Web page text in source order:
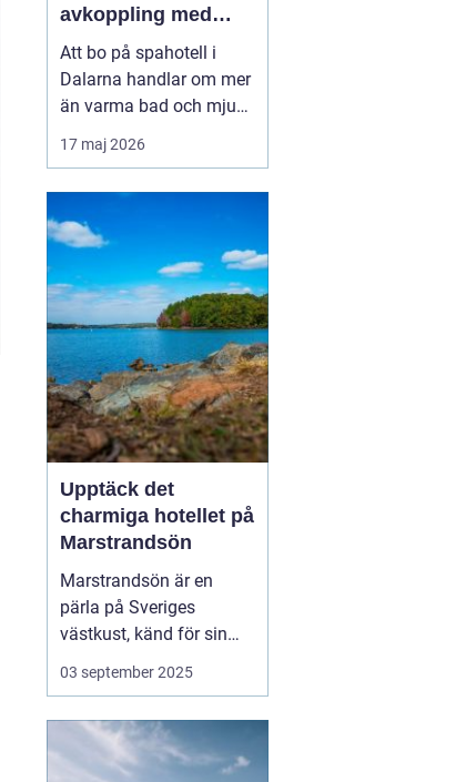
avkoppling med
utsikt över berg och
sjö
Att bo på spahotell i
Dalarna handlar om mer
än varma bad och mjuka
badrockar. Många söker
en paus från vardagen,
Dalarna möts stillhet,
starka traditione...
17 maj 2026
Upptäck det
charmiga hotellet på
Marstrandsön
Marstrandsön är en
pärla på Sveriges
västkust, känd för sin
historiska betydelse och
pittoreska omgivning.
dess natursköna
skönhet, kulturella
03 september 2025